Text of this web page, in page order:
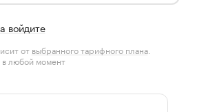
войдите
от выбранного тарифного плана.
любой момент